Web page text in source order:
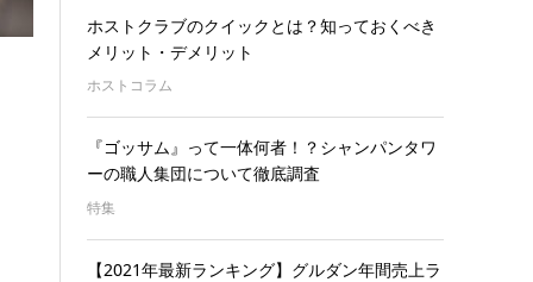
ホストクラブのクイックとは？知っておくべき
メリット・デメリット
ホストコラム
『ゴッサム』って一体何者！？シャンパンタワ
ーの職人集団について徹底調査
特集
【2021年最新ランキング】グルダン年間売上ラ